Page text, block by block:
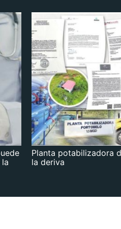
Planta potabilizadora
la deriva